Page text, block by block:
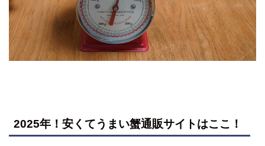
2025年！安くてうまい蟹通販サイトはここ！